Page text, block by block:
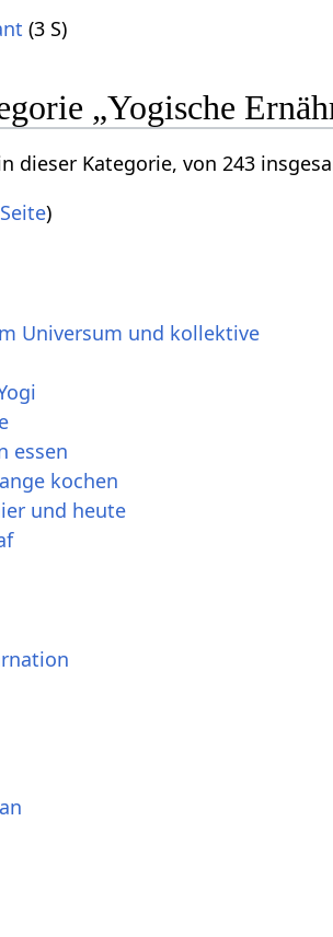
(3 S)
„Yogische
dieser Kategorie, von 243
)
Universum und kollektive
essen
kochen
und heute